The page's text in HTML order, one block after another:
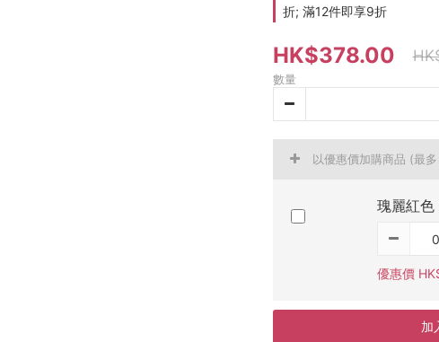
折; 滿12件即享9折
HK$378.00
數量
以優惠價加購商品 (最
瑰麗紅色
優惠價
加